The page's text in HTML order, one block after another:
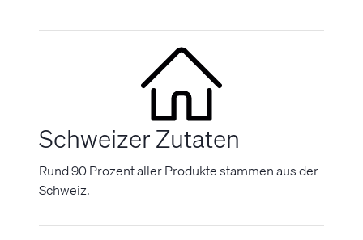
Schweizer Zutaten
Rund 90 Prozent aller Produkte stammen aus der
Schweiz.